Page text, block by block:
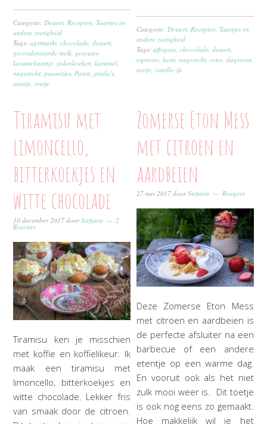
Categorie: Dessert Recepten ,Taartjes en
andere zoetigheid
Tags:agrimarkt ,chocolade ,dessert
gecondenseerde melk gezouten
karameltaartje jodenkoeken ,karamel
nagerecht ,paaseitjes Pasen ,pinda's
taartje ,toetje
Categorie: Dessert Recepten ,Taartjes en
andere zoetigheid
Tags:affogato ,chocolade ,dessert
espresso ,kerst ,nagerecht ,oreo ,slagroom
toetje vanille-ijs
Tiramisu met
limoncello,
bitterkoekjes en
witte chocolade
10 december 2017 doorStefanie 2
Reacties
Tiramisu ken je misschien
met koffie en koffielikeur. Ik
maak een tiramisu met
limoncello, bitterkoekjes en
witte chocolade. Lekker fris
van smaak door de citroen.
Zomerse Eton Mess
met citroen en
aardbeien
27 mei 2017 doorStefanie Reageer
Deze Zomerse Eton Mess
met citroen en aardbeien is
de perfecte afsluiter na een
barbecue of een andere
etentje op een warme dag.
En vooruit ook als het niet
zulk mooi weer is. Dit toetje
is ook nog eens zo gemaakt.
Hoe makkelijk wil je het